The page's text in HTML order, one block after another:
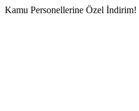
İçeriğe
Kamu Personellerine Özel İndirim!